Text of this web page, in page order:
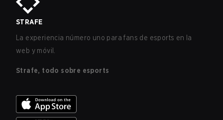
STRAFE
La experiencia número uno para fans de esports en la
web y móvil.
Strafe, todo sobre esports